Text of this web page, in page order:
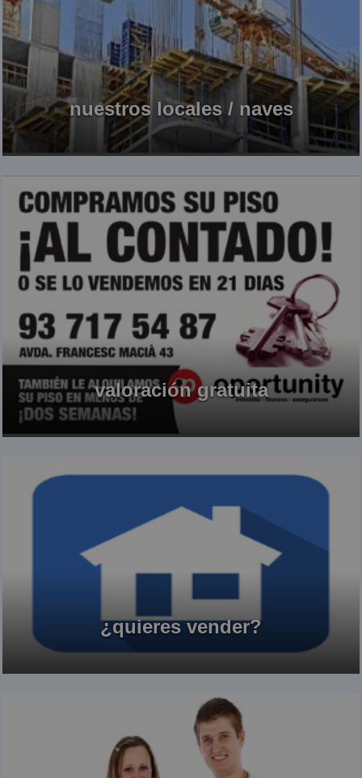
nuestros locales / naves
valoración gratuita
¿quieres vender?